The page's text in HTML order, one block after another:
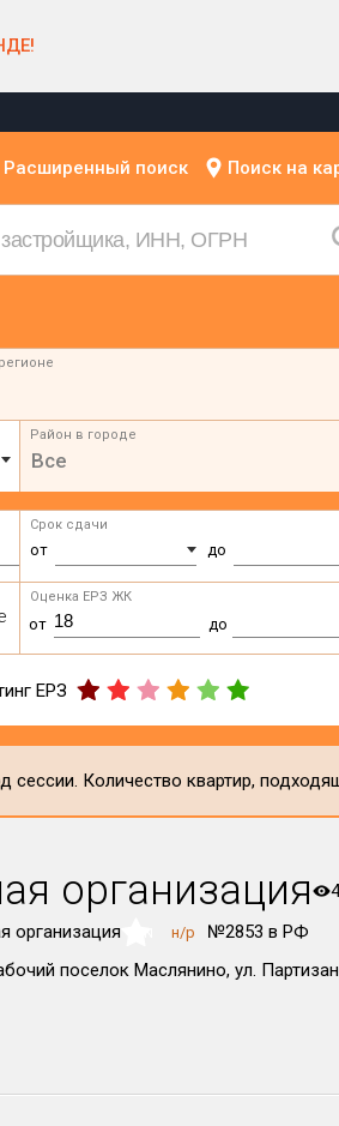
Расширенный поиск Поиск на
Район в городе
Все
Срок сдачи
от до
Оценка ЕРЗ ЖК
от до
ЕРЗ
Количество квартир,
организация
организация н/р
№2853 в РФ
поселок Маслянино, ул.